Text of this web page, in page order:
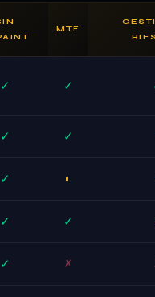
MTF
✓ ✓
✓ ✓
✓ ◐
✓ ✓
✓ ✗